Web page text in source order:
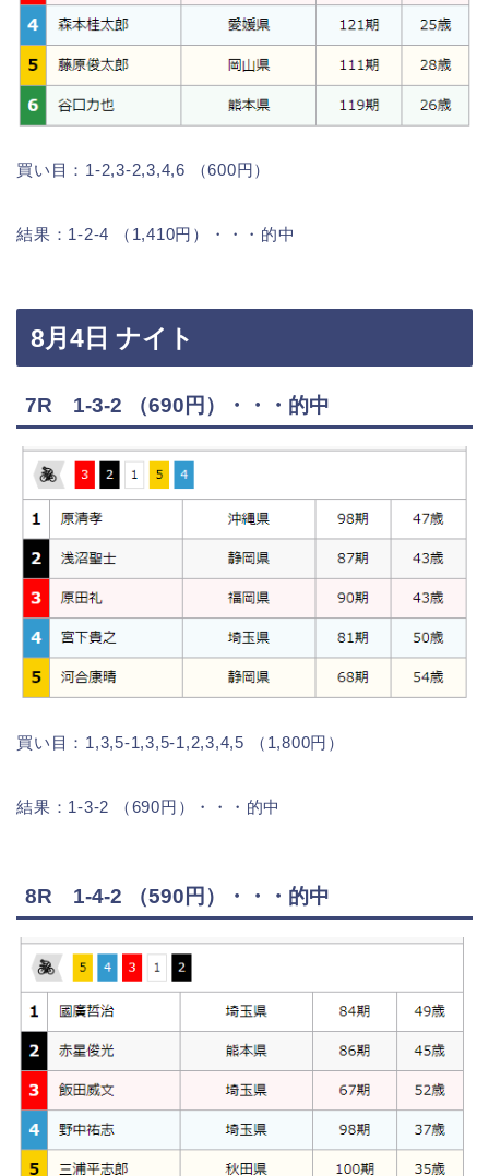
買い目：1-2,3-2,3,4,6 （600円）
結果：1-2-4 （1,410円）・・・的中
8月4日 ナイト
7R 1-3-2 （690円）・・・的中
買い目：1,3,5-1,3,5-1,2,3,4,5 （1,800円）
結果：1-3-2 （690円）・・・的中
8R 1-4-2 （590円）・・・的中